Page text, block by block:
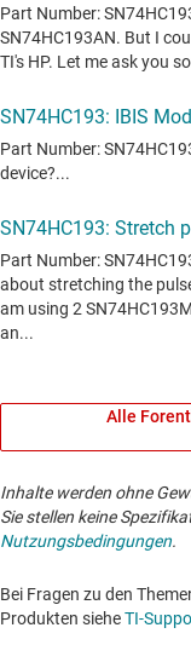
Alle
Inhalte werden ohne
Sie stellen keine
Nutzungsbedingungen.
Bei Fragen zu den
Produkten sieheTI-